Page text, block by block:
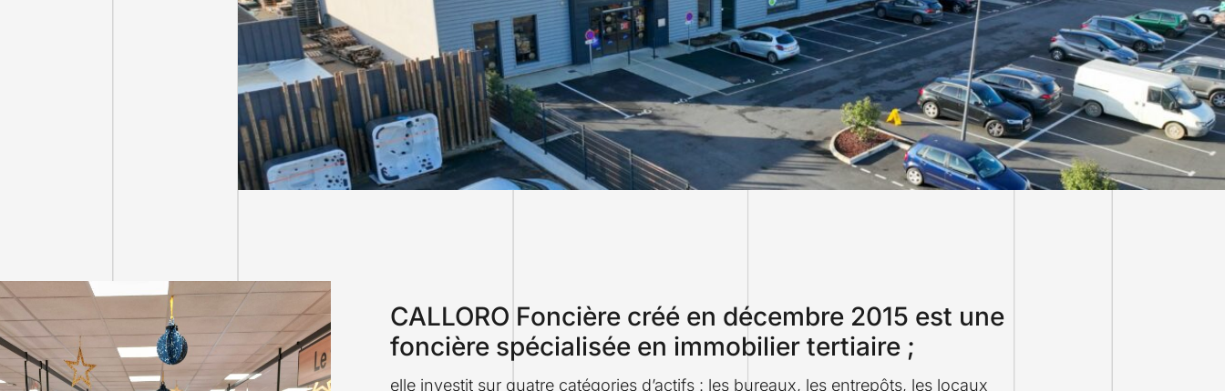
CALLORO Foncière créé en décembre 2015 est une
foncière spécialisée en immobilier tertiaire ;
elle investit sur quatre catégories d’actifs : les bureaux, les entrepôts, les locaux